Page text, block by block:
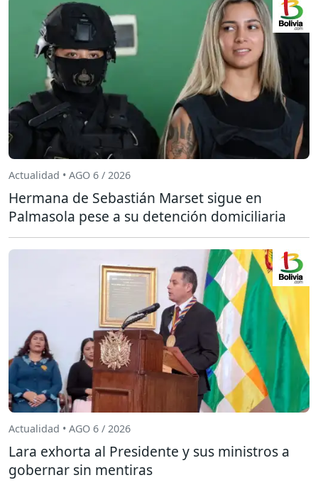
Actualidad • AGO 6 / 2026
Hermana de Sebastián Marset sigue en
Palmasola pese a su detención domiciliaria
Actualidad • AGO 6 / 2026
Lara exhorta al Presidente y sus ministros a
gobernar sin mentiras